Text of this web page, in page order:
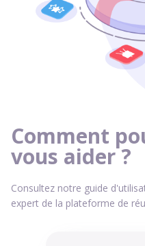
Comment
vous aider ?
Consultez notre guide
expert de la plateforme de